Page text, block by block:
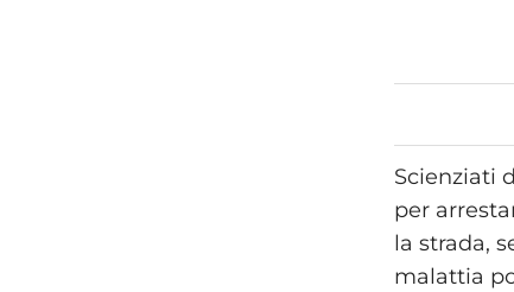
Scienziati
per
la strada,
malattia